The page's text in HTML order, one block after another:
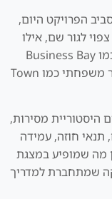
הפרויקט היום,
לגור שם, אילו
שירותים קיימים, ומה רמת התחרות. אזור כמו Business Bay
נבדק אחרת מאזור כמו Dubai South, ואזור משפחתי כמו Town
היסטוריית מסירות,
תנאי חוזה, עמידה
מה שמופיע במצגת
שמתחברת למדריך